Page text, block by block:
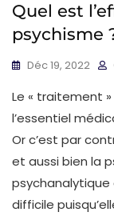
Quel est
psychisme
Déc 19, 2022
Le « traitement
l’essentiel
Or c’est par
et aussi bien la
difficile